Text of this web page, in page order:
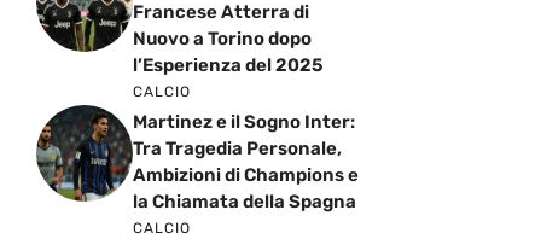
Francese Atterra di
Nuovo a Torino dopo
l’Esperienza del 2025
CALCIO
Martinez e il Sogno Inter:
Tra Tragedia Personale,
Ambizioni di Champions e
la Chiamata della Spagna
CALCIO